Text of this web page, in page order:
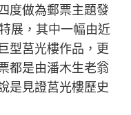
度做為郵票主題發
展，其中一幅由近
型莒光樓作品，更
都是由潘木生老翁
是見證莒光樓歷史